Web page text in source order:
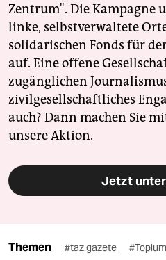
Zentrum". Die Kampagne
linke, selbstverwaltete
solidarischen Fonds für
auf. Eine offene
zugänglichen
zivilgesellschaftliches
auch? Dann machen Sie
unsere Aktion.
Jetzt
Themen #taz.gazete #Toplum